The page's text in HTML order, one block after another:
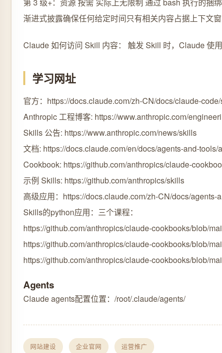
渐进式披露确保任何给定时间只有相关内容占据上下文
Claude 如何访问 Skill 内容： 触发 Skill 时，Claude 使
学习网址
官方：https://docs.claude.com/zh-CN/docs/claude-
Anthropic 工程博客: https://www.anthropic.com/
Skills 公告: https://www.anthropic.com/news/skills
文档: https://docs.claude.com/en/docs/agents-and-
Cookbook: https://github.com/anthropics/claude-
示例 Skills: https://github.com/anthropics/skills
高级应用：https://docs.claude.com/zh-CN/docs/
Skills的python应用：三个课程：
https://github.com/anthropics/claude-cookbooks/blob/
https://github.com/anthropics/claude-cookbooks/blob/
https://github.com/anthropics/claude-cookbooks/blob/
Agents
Claude agents配置位置：/root/.claude/agents/
网站建设 企业官网 运营推广